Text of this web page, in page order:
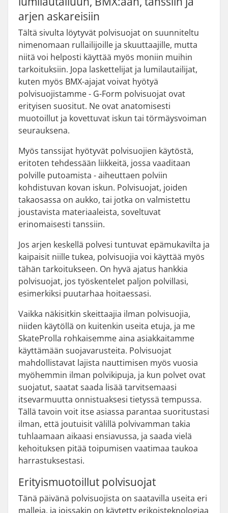
arjen askareisiin
Tältä sivulta löytyvät polvisuojat on suunniteltu
nimenomaan rullailijoille ja skuuttaajille, mutta
niitä voi helposti käyttää myös moniin muihin
tarkoituksiin. Jopa laskettelijat ja lumilautailijat,
kuten myös BMX-ajajat voivat hyötyä
polvisuojistamme - G-Form polvisuojat ovat
erityisen suositut. Ne ovat anatomisesti
muotoillut ja kovettuvat iskun tai törmäysvoiman
seurauksena.
Myös tanssijat hyötyvät polvisuojien käytöstä,
eritoten tehdessään liikkeitä, jossa vaaditaan
polville putoamista - aiheuttaen polviin
kohdistuvan kovan iskun. Polvisuojat, joiden
takaosassa on aukko, tai jotka on valmistettu
joustavista materiaaleista, soveltuvat
erinomaisesti tanssiin.
Jos arjen keskellä polvesi tuntuvat epämukavilta ja
kaipaisit niille tukea, polvisuojia voi käyttää myös
tähän tarkoitukseen. On hyvä ajatus hankkia
polvisuojat, jos työskentelet paljon polvillasi,
esimerkiksi puutarhaa hoitaessasi.
Vaikka näkisitkin skeittaajia ilman polvisuojia,
niiden käytöllä on kuitenkin useita etuja, ja me
SkateProlla rohkaisemme aina asiakkaitamme
käyttämään suojavarusteita. Polvisuojat
mahdollistavat lajista nauttimisen myös vuosia
myöhemmin ilman polvikipuja, ja kun polvet ovat
suojatut, saatat saada lisää tarvitsemaasi
itsevarmuutta onnistuaksesi tietyssä tempussa.
Tällä tavoin voit itse asiassa parantaa suoritustasi
ilman, että joutuisit välillä polvivamman takia
tuhlaamaan aikaasi ensiavussa, ja saada vielä
kehoituksen pitää toipumisen vaatimaa taukoa
harrastuksestasi.
Erityismuotoillut polvisuojat
Tänä päivänä polvisuojista on saatavilla useita eri
malleja, ja joissakin on käytetty erikoisteknologiaa